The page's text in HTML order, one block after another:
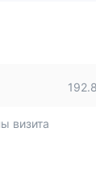
визита